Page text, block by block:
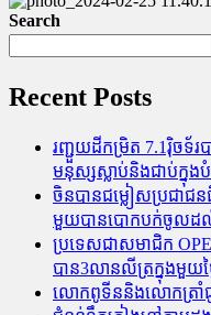
Search
Recent Posts
រញ្ជួយដីកម្រិត​ 7.1រ៉ិចទ័រ
មនុស្សស្លាប់​និង​ជាប់ក្នុង
ចិនបានជម្លៀសប្រជាជន
មួយបានបោកបក់ចូលដ
ប្រទេសជាសមាជិក
បាន3លានលីត្រក្នុងមួយថ្
លោកពូទីននិងលោកត្រាំជូ